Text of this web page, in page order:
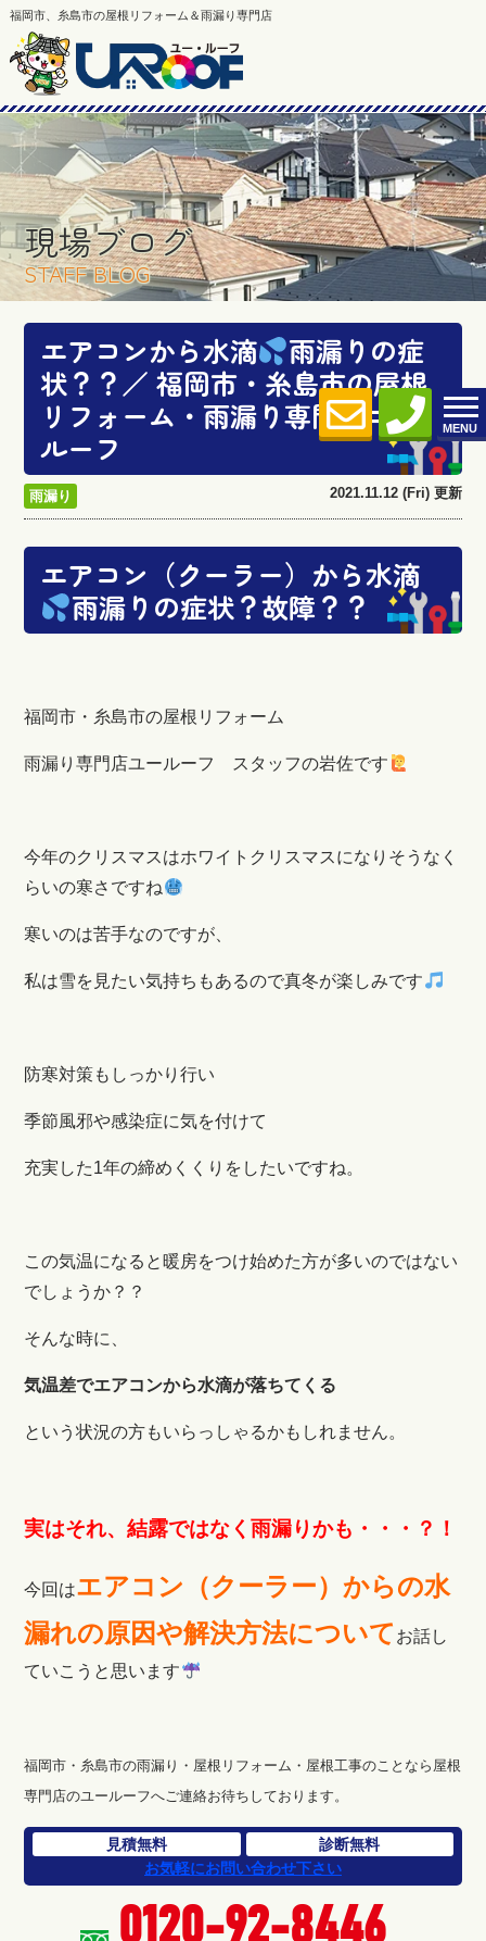
福岡市、糸島市の屋根リフォーム＆雨漏り専門店
MENU
現場ブログ
STAFF BLOG
エアコンから水滴
雨漏りの症
状？？／ 福岡市・糸島市の屋根
リフォーム・雨漏り専門店ユー
ルーフ
雨漏り 2021.11.12 (Fri) 更新
エアコン（クーラー）から水滴
雨漏りの症状？故障？？
福岡市・糸島市の屋根リフォーム
雨漏り専門店ユールーフ スタッフの岩佐です
今年のクリスマスはホワイトクリスマスになりそうなく
らいの寒さですね
寒いのは苦手なのですが、
私は雪を見たい気持ちもあるので真冬が楽しみです
防寒対策もしっかり行い
季節風邪や感染症に気を付けて
充実した1年の締めくくりをしたいですね。
この気温になると暖房をつけ始めた方が多いのではない
でしょうか？？
そんな時に、
気温差でエアコンから水滴が落ちてくる
という状況の方もいらっしゃるかもしれません。
実はそれ、結露ではなく雨漏りかも・・・？！
今回はエアコン（クーラー）からの水
漏れの原因や解決方法について お話し
ていこうと思います
福岡市・糸島市の雨漏り・屋根リフォーム・屋根工事のことなら屋根
専門店のユールーフへご連絡お待ちしております。
見積無料
診断無料
お気軽にお問い合わせ下さい
0120-92-8446